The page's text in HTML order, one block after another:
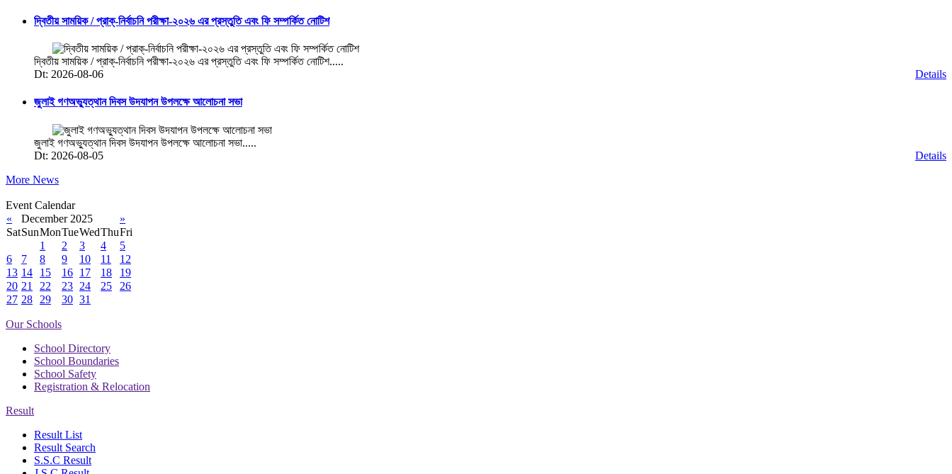
দ্বিতীয় সাময়িক / প্রাক্-নির্বাচনি পরীক্ষা-২০২৬ এর প্রস্তুতি এবং ফি সম্পর্কিত নোটিশ
দ্বিতীয় সাময়িক / প্রাক্-নির্বাচনি পরীক্ষা-২০২৬ এর প্রস্তুতি এবং ফি সম্পর্কিত নোটিশ.....
Dt: 2026-08-06
Details
জুলাই গণঅভ্যুত্থান দিবস উদযাপন উপলক্ষে আলোচনা সভা
জুলাই গণঅভ্যুত্থান দিবস উদযাপন উপলক্ষে আলোচনা সভা.....
Dt: 2026-08-05
Details
More News
Event Calendar
«
December 2025
»
SatSunMonTueWedThuFri
1
2 3 4
5
6
7 8 9 10 11
12
13 14 15 16 17 18
19
20 21 22 23 24 25
26
27 28 29 30 31
Our Schools
School Directory
School Boundaries
School Safety
Registration & Relocation
Result
Result List
Result Search
S.S.C Result